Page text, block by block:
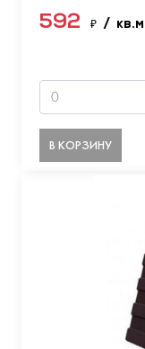
592 ₽ / кв.м
В КОРЗИНУ